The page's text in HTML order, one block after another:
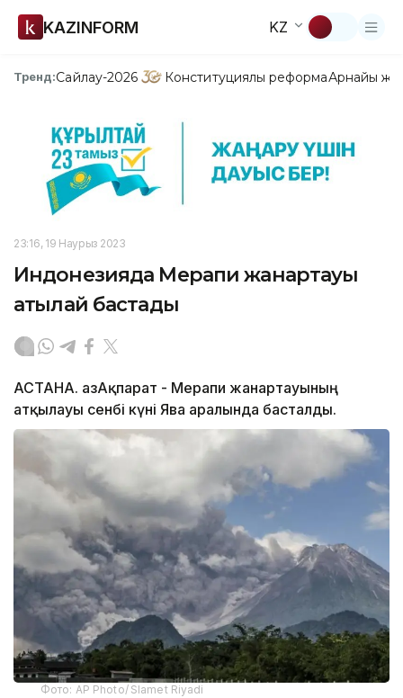
KAZINFORM KZ
Тренд:Сайлау-2026 Конституциялық реформаАрнайы
23:16, 19 Наурыз 2023
Индонезияда Мерапи жанартауы
атқылай бастады
АСТАНА. ҚазАқпарат - Мерапи жанартауының
атқылауы сенбі күні Ява аралында басталды.
Фото: AP Photo/ Slamet Riyadi